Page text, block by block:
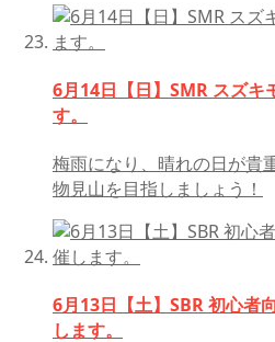
6月14日【日】SMR スズキ
す。
梅雨になり、晴れの日が貴
物見山を目指しましょう！
6月13日【土】SBR 初心者
します。